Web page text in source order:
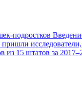
подростков
из 15 штатов за